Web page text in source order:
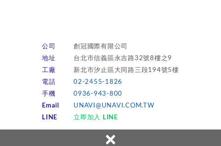
×
公司
創冠國際有限公司
地址
台北市信義區永吉路32號8樓之9
工廠
新北市汐止區大同路三段194號5樓
電話
02-2455-1826
手機
0936-943-800
Email
UNAVI@UNAVI.COM.TW
LINE
立即加入 LINE